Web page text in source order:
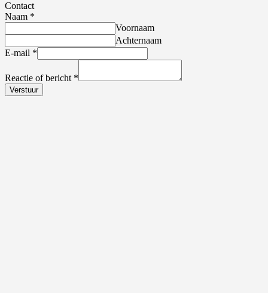
Contact
Naam *
Voornaam
Achternaam
E-mail *
Reactie of bericht *
Verstuur